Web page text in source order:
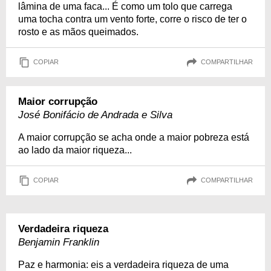
lâmina de uma faca... É como um tolo que carrega
uma tocha contra um vento forte, corre o risco de ter o
rosto e as mãos queimados.
COPIAR COMPARTILHAR
Maior corrupção
José Bonifácio de Andrada e Silva
A maior corrupção se acha onde a maior pobreza está
ao lado da maior riqueza...
COPIAR COMPARTILHAR
Verdadeira riqueza
Benjamin Franklin
Paz e harmonia: eis a verdadeira riqueza de uma